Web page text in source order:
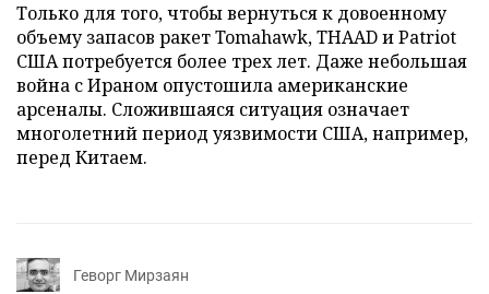
Только для того, чтобы вернуться к довоенному
объему запасов ракет Tomahawk, THAAD и Patriot
США потребуется более трех лет. Даже небольшая
война с Ираном опустошила американские
арсеналы. Сложившаяся ситуация означает
многолетний период уязвимости США, например,
перед Китаем.
Геворг Мирзаян